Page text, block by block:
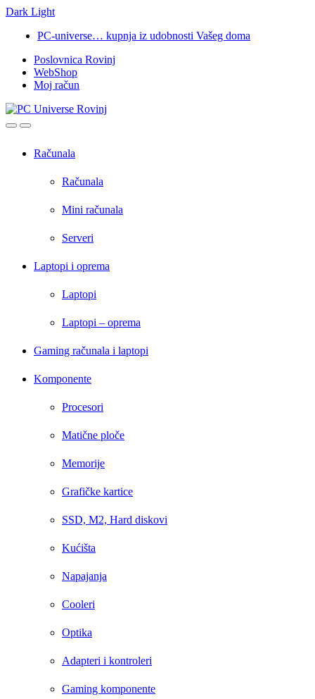
Dark Light
navigation
content
PC-universe… kupnja iz udobnosti Vašeg doma
Poslovnica Rovinj
WebShop
Moj račun
OpenClose
Računala
Računala
Mini računala
Serveri
Laptopi i oprema
Laptopi
Laptopi – oprema
Gaming računala i laptopi
Komponente
Procesori
Matične ploče
Memorije
Grafičke kartice
SSD, M2, Hard diskovi
Kućišta
Napajanja
Cooleri
Optika
Adapteri i kontroleri
Gaming komponente